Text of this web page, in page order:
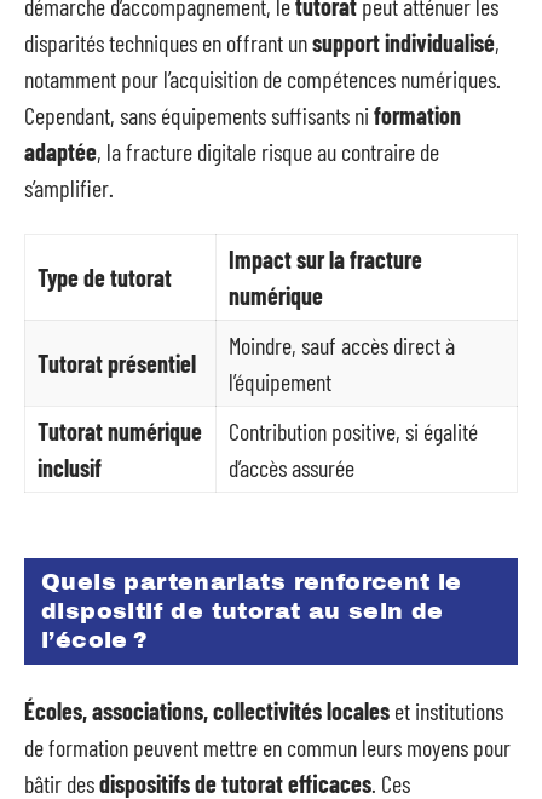
démarche d’accompagnement, letutorat peut atténuer les
disparités techniques en offrant unsupport individualisé,
notamment pour l’acquisition de compétences numériques.
Cependant, sans équipements suffisants ni formation
adaptée, la fracture digitale risque au contraire de
s’amplifier.
Type de tutorat
Impact sur la fracture
numérique
Tutorat présentiel
Moindre, sauf accès direct à
l’équipement
Tutorat numérique
inclusif
Contribution positive, si égalité
d’accès assurée
Quels partenariats renforcent le
dispositif de tutorat au sein de
l’école ?
Écoles, associations, collectivités locales et institutions
de formation peuvent mettre en commun leurs moyens pour
bâtir desdispositifs de tutorat efficaces . Ces